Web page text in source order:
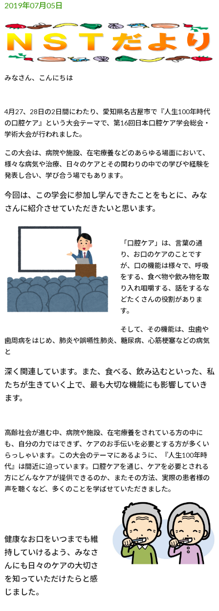
2019年07月05日
みなさん、こんにちは
4月27、 28日の2日間にわたり、愛知県名古屋市で『人生100年時代
の口腔ケア』という大会テーマで、第16回日本口腔ケア学会総会・
学術大会が行われました。
この大会は、病院や施設、在宅療養などのあらゆる場面において、
様々な病気や治療、日々のケアとその関わりの中での学びや経験を
発表し合い、学び合う場でもあります。
今回は、この学会に参加し学んできたことをもとに、みな
さんに紹介させていただきたいと思います。
「口腔ケア」は、言葉の通
り、お口のケアのことです
が、口の機能は様々で、呼吸
をする、食べ物や飲み物を取
り入れ咀嚼する、話をするな
どたくさんの役割がありま
す。
そして、その機能は、虫歯や
歯周病をはじめ、肺炎や誤嚥性肺炎、糖尿病、心筋梗塞などの病気
と
深く関連しています。また、食べる、飲み込むといった、私
たちが生きていく上で、最も大切な機能にも影響していき
ます。
高齢社会が進む中、病院や施設、在宅療養をされている方の中に
も、自分の力ではできず、ケアのお手伝いを必要とする方が多くい
らっしゃいます。この大会のテーマにあるように、『人生100年時
代』は間近に迫っています。口腔ケアを通じ、ケアを必要とされる
方にどんなケアが提供できるのか、またその方法、実際の患者様の
声を聴くなど、多くのことを学ばせていただきました。
健康なお口をいつまでも維
持していけるよう、みなさ
んにも日々のケアの大切さ
を知っていただけたらと感
じました。